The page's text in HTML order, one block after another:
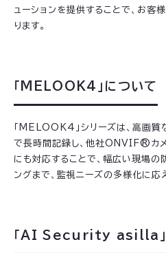
ューションを提供することで、お客
ります。
「MELOOK4」について
「MELOOK4」シリーズは、高画
で長時間記録し、他社ONVIF®カ
にも対応することで、幅広い現場の
ングまで、監視ニーズの多様化に応
「AI Security asilla」